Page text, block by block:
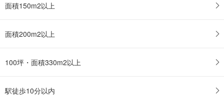
面積150m2以上
面積200m2以上
100坪・面積330m2以上
駅徒歩10分以内